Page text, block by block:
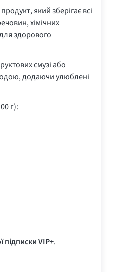
який зберігає всі
хімічних
здорового
смузі або
додаючи улюблені
г):
підписки VIP+.